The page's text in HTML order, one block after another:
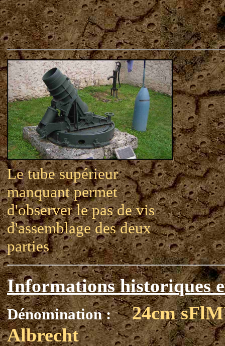
Le tube supérieur
manquant permet
d'observer le pas de vis
d'assemblage des deux
parties
Informations historiques
Dénomination :
24cm
Albrecht